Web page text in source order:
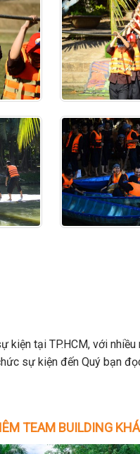
kiện tại TP.HCM, với
sự kiện đến Quý bạn
TEAM BUILDING